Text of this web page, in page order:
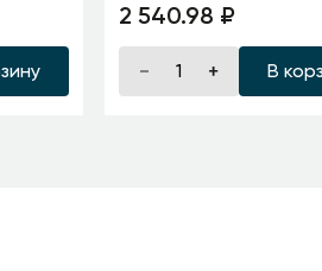
2 540.98 ₽
В